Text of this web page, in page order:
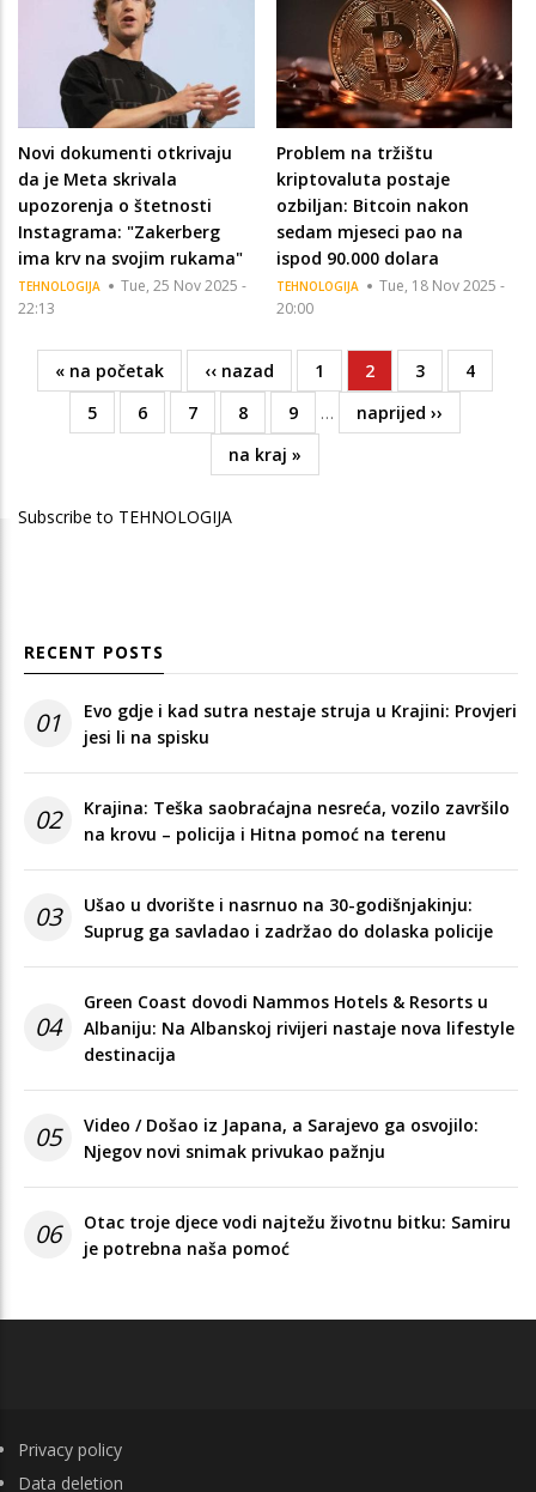
Novi dokumenti otkrivaju
da je Meta skrivala
upozorenja o štetnosti
Instagrama: "Zakerberg
ima krv na svojim rukama"
TEHNOLOGIJA
Tue, 25 Nov 2025 -
22:13
Problem na tržištu
kriptovaluta postaje
ozbiljan: Bitcoin nakon
sedam mjeseci pao na
ispod 90.000 dolara
TEHNOLOGIJA
Tue, 18 Nov 2025 -
20:00
Pagination
First
page
« na početak
Previous
page
‹‹ nazad Page
1
Current
page
2 Page
3 Page
4
Page
5 Page
6 Page
7 Page
8 Page
9 …
Next
page
naprijed ››
Last
page
na kraj »
Subscribe to TEHNOLOGIJA
RECENT POSTS
01
Evo gdje i kad sutra nestaje struja u Krajini: Provjeri
jesi li na spisku
02
Krajina: Teška saobraćajna nesreća, vozilo završilo
na krovu – policija i Hitna pomoć na terenu
03
Ušao u dvorište i nasrnuo na 30-godišnjakinju:
Suprug ga savladao i zadržao do dolaska policije
04
Green Coast dovodi Nammos Hotels & Resorts u
Albaniju: Na Albanskoj rivijeri nastaje nova lifestyle
destinacija
05
Video / Došao iz Japana, a Sarajevo ga osvojilo:
Njegov novi snimak privukao pažnju
06
Otac troje djece vodi najtežu životnu bitku: Samiru
je potrebna naša pomoć
FOOTER
Privacy policy
Data deletion